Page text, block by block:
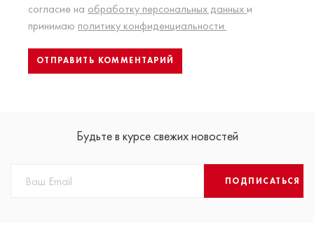
согласие на обработку персональных данных и
принимаю политику конфиденциальности.
Будьте в курсе свежих новостей
ПОДПИСАТЬСЯ